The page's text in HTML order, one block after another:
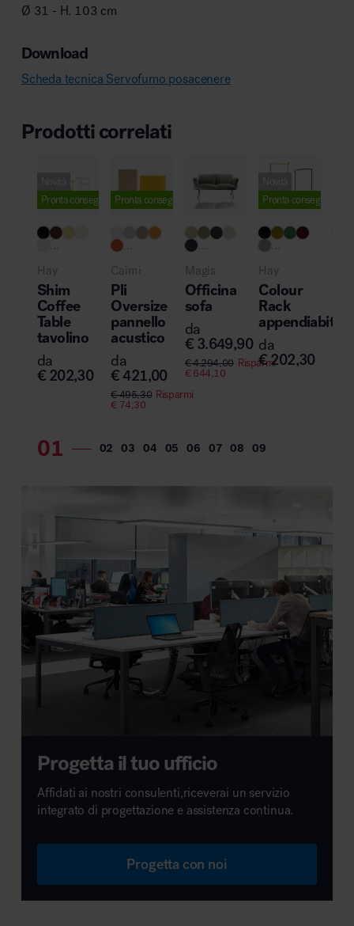
Ø 31 - H. 103 cm
Download
Scheda tecnica Servofumo posacenere
Prodotti correlati
Pronta consegna
Hay
Shim
Coffee
Table
tavolino
da
€ 202,30
Pronta consegna
Caimi
Pli
Oversize
pannello
acustico
da
€ 421,00
€495,30 Risparmi
€74,30
...
Magis
Officina
sofa
da
€ 3.649,90
€4.294,00 Risparmi
€644,10
Pronta consegna
Hay
Colour
Rack
appendiabiti
da
€202,30
da
€
Progetta il tuo ufficio
Affidati ai nostri consulenti,riceverai un servizio
integrato di progettazione e assistenza continua.
Progetta con noi